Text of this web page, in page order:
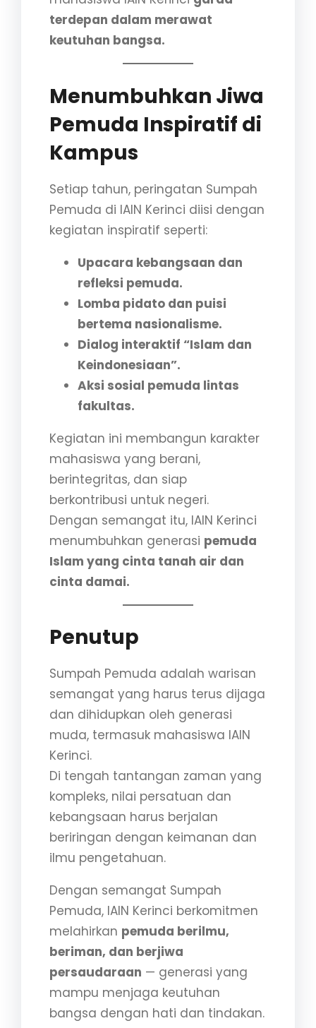
terdepan dalam merawat
keutuhan bangsa.
Menumbuhkan Jiwa
Pemuda Inspiratif di
Kampus
Setiap tahun, peringatan Sumpah
Pemuda di IAIN Kerinci diisi dengan
kegiatan inspiratif seperti:
Upacara kebangsaan dan
refleksi pemuda.
Lomba pidato dan puisi
bertema nasionalisme.
Dialog interaktif “Islam dan
Keindonesiaan”.
Aksi sosial pemuda lintas
fakultas.
Kegiatan ini membangun karakter
mahasiswa yang berani,
berintegritas, dan siap
berkontribusi untuk negeri.
Dengan semangat itu, IAIN Kerinci
menumbuhkan generasi pemuda
Islam yang cinta tanah air dan
cinta damai.
Penutup
Sumpah Pemuda adalah warisan
semangat yang harus terus dijaga
dan dihidupkan oleh generasi
muda, termasuk mahasiswa IAIN
Kerinci.
Di tengah tantangan zaman yang
kompleks, nilai persatuan dan
kebangsaan harus berjalan
beriringan dengan keimanan dan
ilmu pengetahuan.
Dengan semangat Sumpah
Pemuda, IAIN Kerinci berkomitmen
melahirkan pemuda berilmu,
beriman, dan berjiwa
persaudaraan — generasi yang
mampu menjaga keutuhan
bangsa dengan hati dan tindakan.